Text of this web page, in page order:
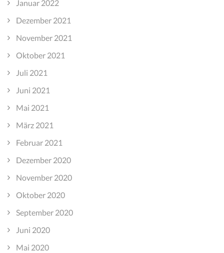
Januar 2022
Dezember 2021
November 2021
Oktober 2021
Juli 2021
Juni 2021
Mai 2021
März 2021
Februar 2021
Dezember 2020
November 2020
Oktober 2020
September 2020
Juni 2020
Mai 2020